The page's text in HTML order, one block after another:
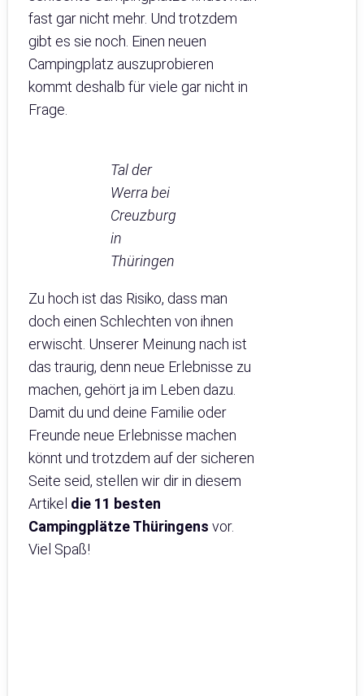
fast gar nicht mehr. Und trotzdem
gibt es sie noch. Einen neuen
Campingplatz auszuprobieren
kommt deshalb für viele gar nicht in
Frage.
Tal der
Werra bei
Creuzburg
in
Thüringen
Zu hoch ist das Risiko, dass man
doch einen Schlechten von ihnen
erwischt. Unserer Meinung nach ist
das traurig, denn neue Erlebnisse zu
machen, gehört ja im Leben dazu.
Damit du und deine Familie oder
Freunde neue Erlebnisse machen
könnt und trotzdem auf der sicheren
Seite seid, stellen wir dir in diesem
Artikel die 11 besten
Campingplätze Thüringens vor.
Viel Spaß!